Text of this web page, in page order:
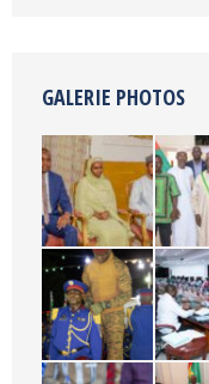
GALERIE PHOTOS